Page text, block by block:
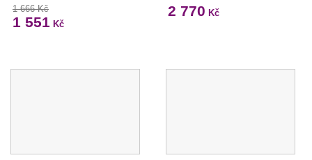
1 666 Kč
1 551 Kč
2 770 Kč